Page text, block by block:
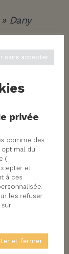
Dany
replis,
mon
se cacher
» !
de
émotions
et
les
réelles, et
sans accepter
privée
comme des
du
(
et
à ces
les refuser
sur
et fermer